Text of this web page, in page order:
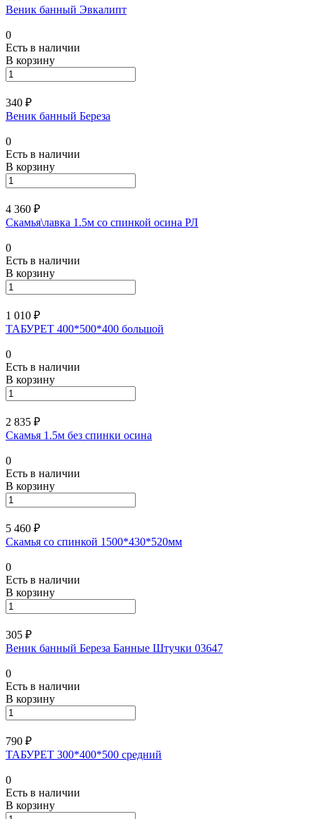
Веник банный Эвкалипт
0
Есть в наличии
В корзину
340 ₽
Веник банный Береза
0
Есть в наличии
В корзину
4 360 ₽
Скамья\лавка 1.5м со спинкой осина РЛ
0
Есть в наличии
В корзину
1 010 ₽
ТАБУРЕТ 400*500*400 большой
0
Есть в наличии
В корзину
2 835 ₽
Скамья 1.5м без спинки осина
0
Есть в наличии
В корзину
5 460 ₽
Скамья со спинкой 1500*430*520мм
0
Есть в наличии
В корзину
305 ₽
Веник банный Береза Банные Штучки 03647
0
Есть в наличии
В корзину
790 ₽
ТАБУРЕТ 300*400*500 средний
0
Есть в наличии
В корзину